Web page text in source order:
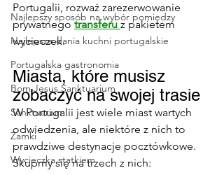
Najlepszy sposób na wybór pomiędzy
Najlepsze dania kuchni portugalskie
Portugalska gastronomia
Bom Jesus Sanktuarium
Sanktuarium
Zamki
Wycieczka statkiem
Portugalii, rozważ zarezerwowanie
prywatnego transferu z pakietem
wycieczek.
Miasta, które musisz
zobaczyć na swojej trasie
W Portugalii jest wiele miast wartych
odwiedzenia, ale niektóre z nich to
prawdziwe destynacje pocztówkowe.
Skupmy się na trzech z nich: